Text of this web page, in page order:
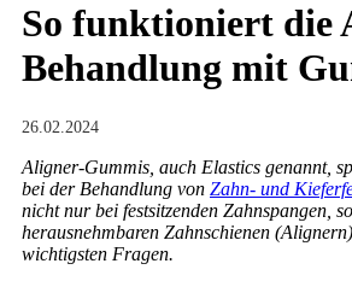
So funktioniert die
Behandlung mit
26.02.2024
Aligner-Gummis, auch Elastics genannt,
bei der Behandlung von Zahn- und
nicht nur bei festsitzenden Zahnspangen,
herausnehmbaren Zahnschienen
wichtigsten Fragen.